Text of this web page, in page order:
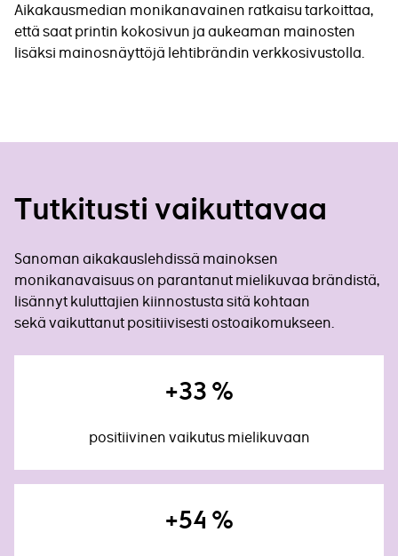
Aikakausmedian monikanavainen ratkaisu tarkoittaa,
että saat printin kokosivun ja aukeaman mainosten
lisäksi mainosnäyttöjä lehtibrändin verkkosivustolla.
Tutkitusti vaikuttavaa
Sanoman aikakauslehdissä mainoksen
monikanavaisuus on parantanut mielikuvaa brändistä,
lisännyt kuluttajien kiinnostusta sitä kohtaan
sekä vaikuttanut positiivisesti ostoaikomukseen.
+33 %
positiivinen vaikutus mielikuvaan
+54 %